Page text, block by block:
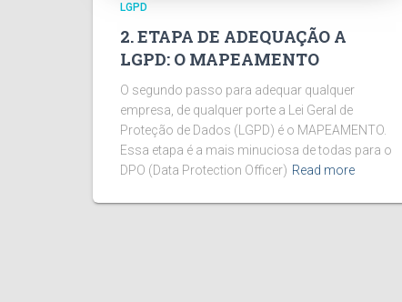
LGPD
2. ETAPA DE ADEQUAÇÃO A
LGPD: O MAPEAMENTO
O segundo passo para adequar qualquer
empresa, de qualquer porte a Lei Geral de
Proteção de Dados (LGPD) é o MAPEAMENTO.
Essa etapa é a mais minuciosa de todas para o
DPO (Data Protection Officer) Read more